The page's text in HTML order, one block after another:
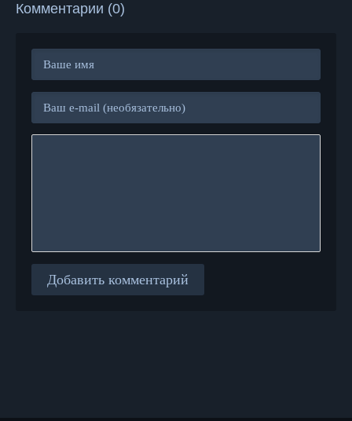
Комментарии (0)
Добавить комментарий